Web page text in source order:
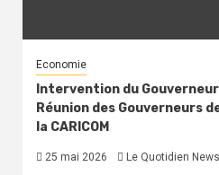
Economie
Intervention du
Réunion des Gouverneurs
la CARICOM
25 mai 2026 Le Quotidien News